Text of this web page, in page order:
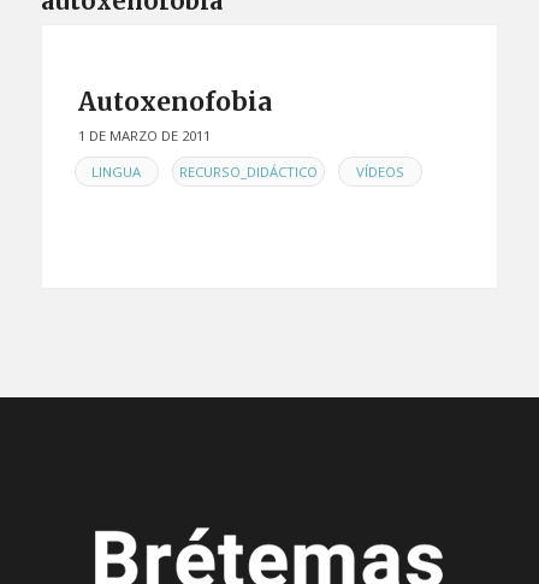
Autoxenofobia
1 DE MARZO DE 2011
EN
LINGUA , RECURSO_DIDÁCTICO , VÍDEOS